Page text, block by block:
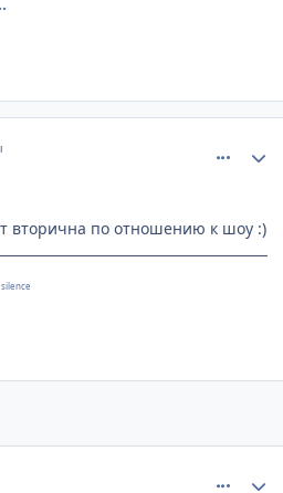
вторична по отношению к шоу :)